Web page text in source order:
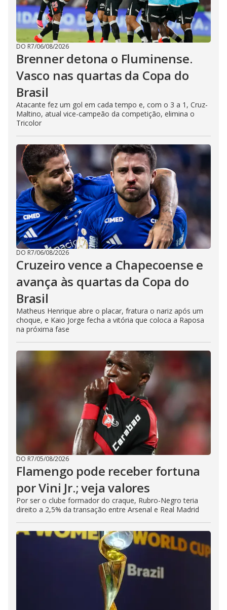
DO R7/06/08/2026
Brenner detona o Fluminense.
Vasco nas quartas da Copa do
Brasil
Atacante fez um gol em cada tempo e, com o 3 a 1, Cruz-
Maltino, atual vice-campeão da competição, elimina o
Tricolor
DO R7/06/08/2026
Cruzeiro vence a Chapecoense e
avança às quartas da Copa do
Brasil
Matheus Henrique abre o placar, fratura o nariz após um
choque, e Kaio Jorge fecha a vitória que coloca a Raposa
na próxima fase
DO R7/05/08/2026
Flamengo pode receber fortuna
por Vini Jr.; veja valores
Por ser o clube formador do craque, Rubro-Negro teria
direito a 2,5% da transação entre Arsenal e Real Madrid